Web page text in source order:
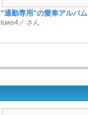
"通勤専用"の愛車アルバム
tuws4／ さん